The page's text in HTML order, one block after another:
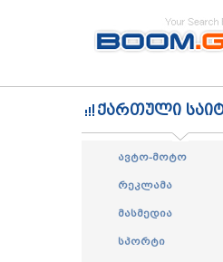
ქართული
ავტო-მოტო
რეკლამა
მასმედია
სპორტი